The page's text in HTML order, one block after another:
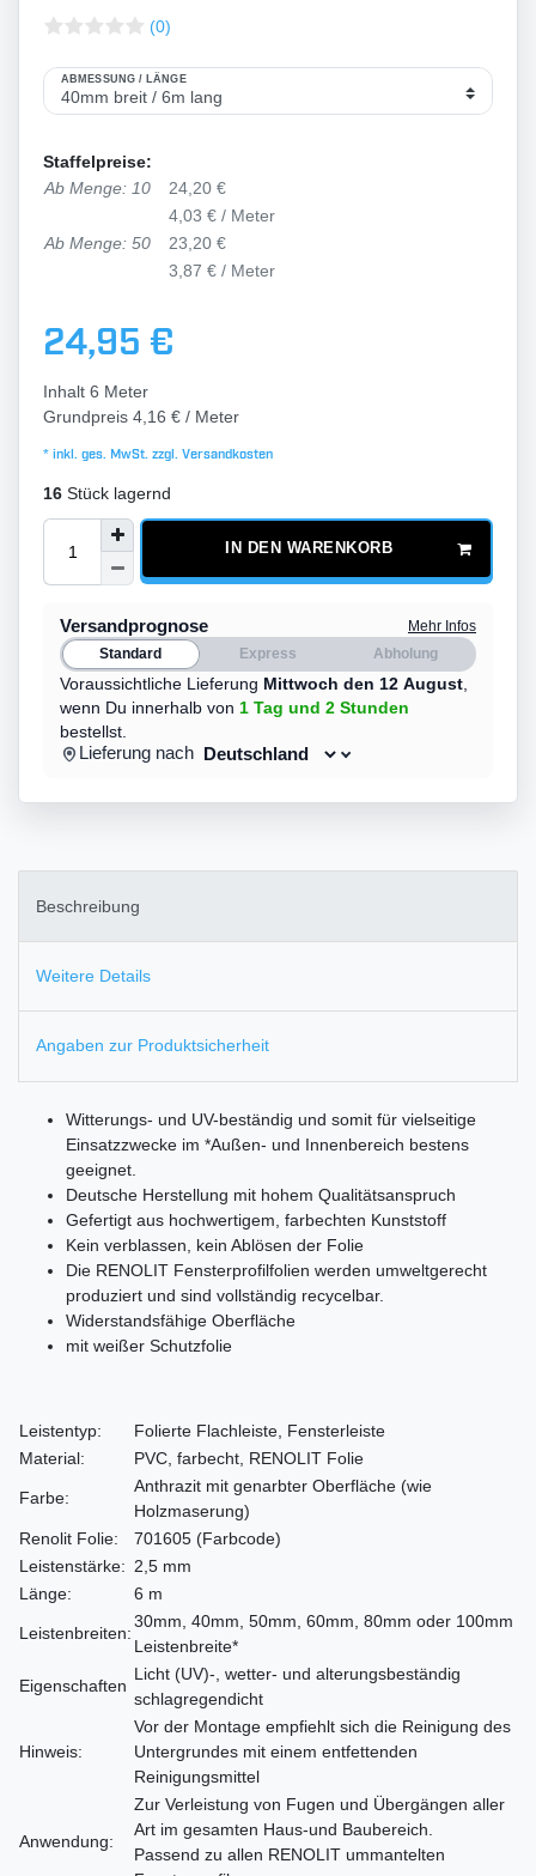
(0)
ABMESSUNG / LÄNGE
Staffelpreise:
Ab Menge: 10
24,20 €
4,03 € / Meter
Ab Menge: 50
23,20 €
3,87 € / Meter
24,95 €
Inhalt 6 Meter
Grundpreis 4,16 € / Meter
* inkl. ges. MwSt. zzgl. Versandkosten
16 Stück lagernd
IN DEN WARENKORB
Versandprognose
Mehr Infos
Standard
Express Abholung
Voraussichtliche Lieferung Mittwoch den 12 August
wenn Du innerhalb von 1 Tag und 2 Stunden
bestellst.
Lieferung nach
Beschreibung
Weitere Details
Angaben zur Produktsicherheit
Witterungs- und UV-beständig und somit für vielseitige
Einsatzzwecke im *Außen- und Innenbereich bestens
geeignet.
Deutsche Herstellung mit hohem Qualitätsanspruch
Gefertigt aus hochwertigem, farbechten Kunststoff
Kein verblassen, kein Ablösen der Folie
Die RENOLIT Fensterprofilfolien werden umweltgerecht
produziert und sind vollständig recycelbar.
Widerstandsfähige Oberfläche
mit weißer Schutzfolie
Leistentyp:
Folierte Flachleiste, Fensterleiste
Material:
PVC, farbecht, RENOLIT Folie
Farbe:
Anthrazit mit genarbter Oberfläche (wie
Holzmaserung)
Renolit Folie:
701605 (Farbcode)
Leistenstärke: 2,5 mm
Länge:
6 m
Leistenbreiten:
30mm, 40mm, 50mm, 60mm, 80mm oder 100mm
Leistenbreite*
Eigenschaften
Licht (UV)-, wetter- und alterungsbeständig
schlagregendicht
Hinweis:
Vor der Montage empfiehlt sich die Reinigung des
Untergrundes mit einem entfettenden
Reinigungsmittel
Anwendung:
Zur Verleistung von Fugen und Übergängen aller
Art im gesamten Haus-und Baubereich.
Passend zu allen RENOLIT ummantelten